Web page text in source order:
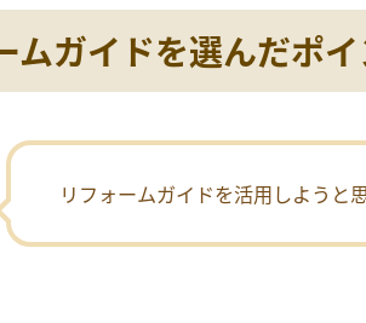
ムガイドを選んだポ
リフォームガイドを活用しようと